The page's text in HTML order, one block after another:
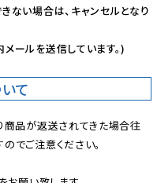
ない場合は、キャンセルとなり
ールを送信しています。)
て
品が返送されてきた場合往
でご注意ください。